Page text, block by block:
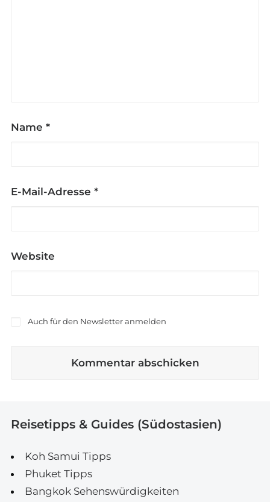
Name *
E-Mail-Adresse *
Website
Auch für den Newsletter anmelden
Reisetipps & Guides (Südostasien)
Koh Samui Tipps
Phuket Tipps
Bangkok Sehenswürdigkeiten